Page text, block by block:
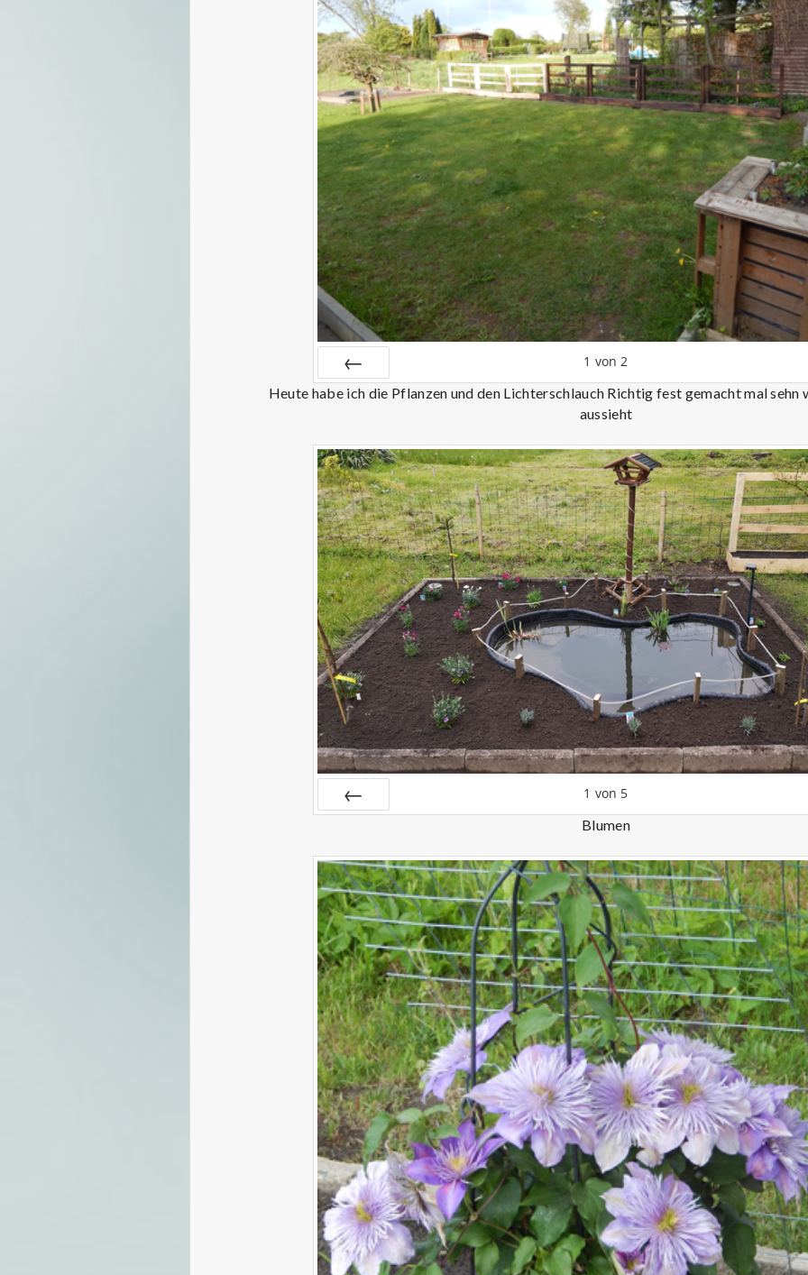
ZURÜCK
1 von 2
Heute habe ich die Pflanzen und den Lichterschlauch Richtig fest gemacht mal sehn
aussieht
1 von 5
Blumen